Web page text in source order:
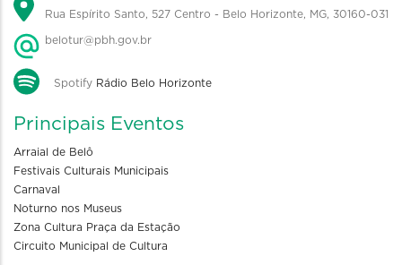
Rua Espírito Santo, 527 Centro - Belo Horizonte, MG, 30160-031
belotur@pbh.gov.br
Spotify Rádio Belo Horizonte
Principais Eventos
Arraial de Belô
Festivais Culturais Municipais
Carnaval
Noturno nos Museus
Zona Cultura Praça da Estação
Circuito Municipal de Cultura